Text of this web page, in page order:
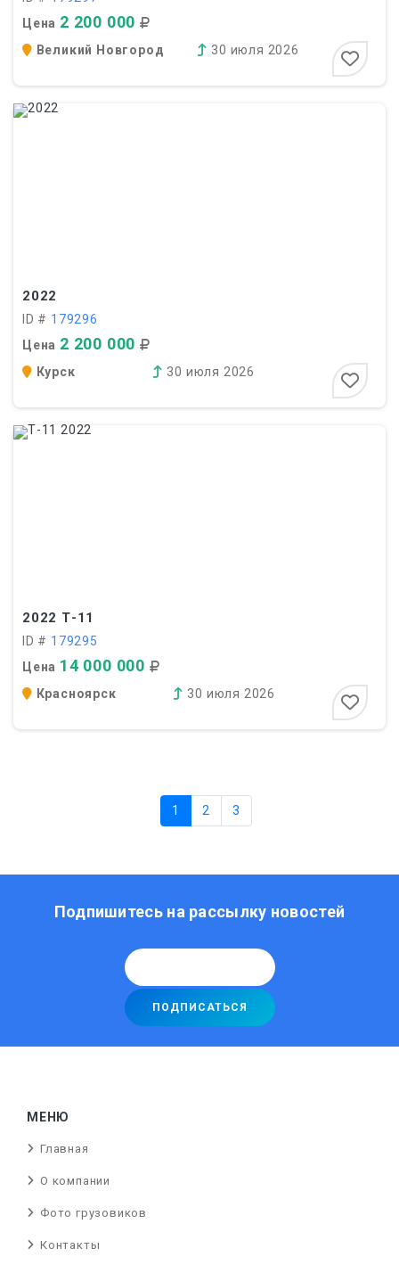
Цена 2 200 000
Великий Новгород 30 июля 2026
2022
ID # 179296
Цена 2 200 000
Курск 30 июля 2026
2022 Т-11
ID # 179295
Цена 14 000 000
Красноярск 30 июля 2026
1 2 3
Подпишитесь на рассылку новостей
МЕНЮ
Главная
О компании
Фото грузовиков
Контакты